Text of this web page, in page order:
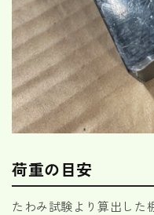
荷重の目安
たわみ試験より算出した